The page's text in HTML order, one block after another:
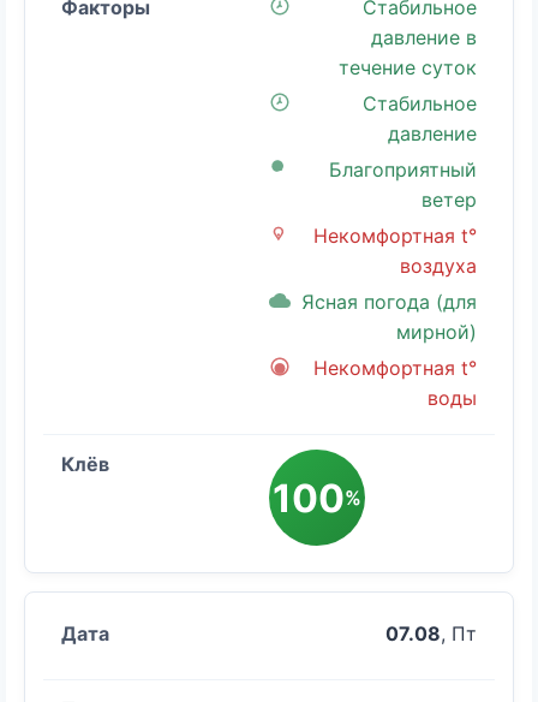
Стабильное
давление в
течение суток
Стабильное
давление
Благоприятный
ветер
Некомфортная t°
воздуха
Ясная погода (для
мирной)
Некомфортная t°
воды
100%
07.08, Пт